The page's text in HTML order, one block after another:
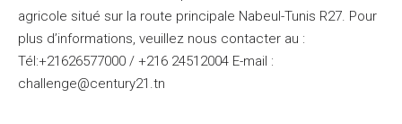
agricole situé sur la route principale Nabeul-Tunis R27. Pour
plus d’informations, veuillez nous contacter au :
Tél:+21626577000 / +216 24512004 E-mail :
challenge@century21.tn